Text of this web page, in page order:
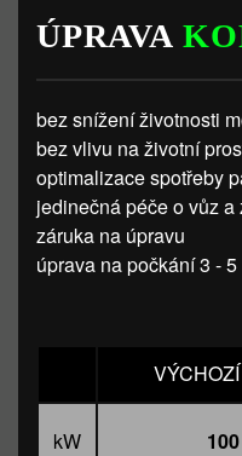
ÚPRAVA
bez snížení životnosti
bez vlivu na životní
optimalizace spotřeby
jedinečná péče o vůz a
záruka na úpravu
úprava na počkání 3 -
kW 100